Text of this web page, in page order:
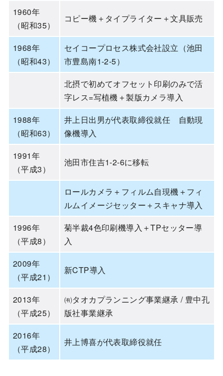
1960年
（昭和35）
コピー機＋タイプライター＋文具販売
1968年
（昭和43）
セイコープロセス株式会社設立（池田
市豊島南1-2-5）
北摂で初めてオフセット印刷のみで活
字レス=写植機＋製版カメラ導入
1988年
（昭和63）
井上日出男が代表取締役就任 自動現
像機導入
1991年
（平成3）
池田市住吉1-2-6に移転
ロールカメラ＋フィルム自現機＋フィ
ルムイメージセッター＋スキャナ導入
1996年
（平成8）
菊半裁4色印刷機導入＋TPセッター導
入
2009年
（平成21）
新CTP導入
2013年
（平成25）
㈲タオカプランニング事業継承 / 豊中孔
版社事業継承
2016年
（平成28）
井上博喜が代表取締役就任